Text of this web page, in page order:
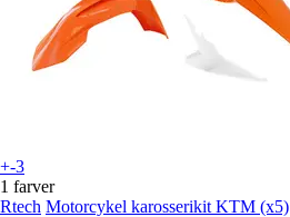
+-3
1 farver
Rtech Motorcykel karosserikit KTM (x5)